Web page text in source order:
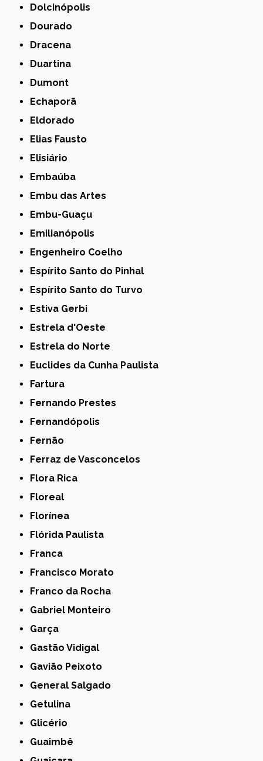
Dolcinópolis
Dourado
Dracena
Duartina
Dumont
Echaporã
Eldorado
Elias Fausto
Elisiário
Embaúba
Embu das Artes
Embu-Guaçu
Emilianópolis
Engenheiro Coelho
Espírito Santo do Pinhal
Espírito Santo do Turvo
Estiva Gerbi
Estrela d'Oeste
Estrela do Norte
Euclides da Cunha Paulista
Fartura
Fernando Prestes
Fernandópolis
Fernão
Ferraz de Vasconcelos
Flora Rica
Floreal
Florínea
Flórida Paulista
Franca
Francisco Morato
Franco da Rocha
Gabriel Monteiro
Garça
Gastão Vidigal
Gavião Peixoto
General Salgado
Getulina
Glicério
Guaimbê